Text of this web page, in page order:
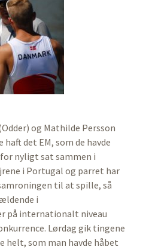
og Mathilde Persson
det EM, som de havde
nyligt sat sammen i
i Portugal og parret har
til at spille, så
i
på internationalt niveau
Lørdag gik tingene
helt, som man havde håbet